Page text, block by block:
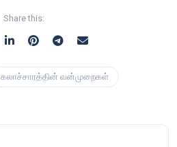
Share this:
கலாச்சாரத்தின் வன்முறைகள்